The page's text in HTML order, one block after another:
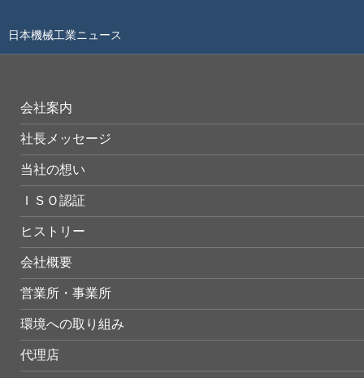
日本機械工業ニュース
会社案内
社長メッセージ
当社の想い
ＩＳＯ認証
ヒストリー
会社概要
営業所・事業所
環境への取り組み
代理店